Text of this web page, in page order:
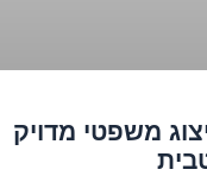
משפטי מדויק